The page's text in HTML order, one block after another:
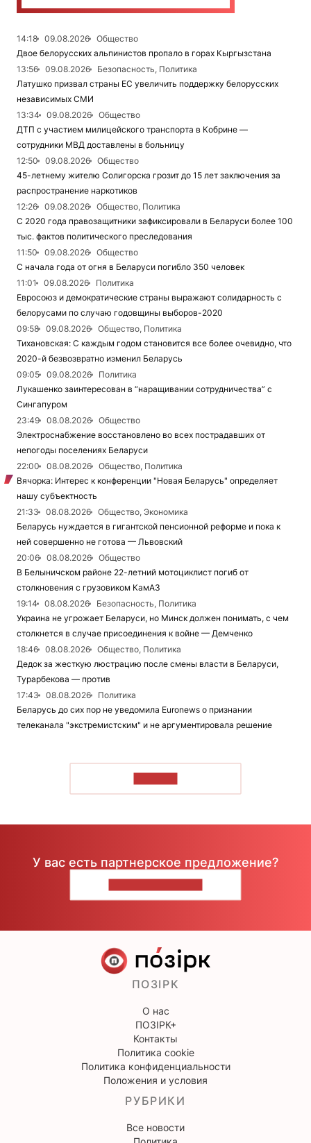
14:18 09.08.2026
Общество
Двое белорусских альпинистов пропало в горах Кыргызстана
13:56
09.08.2026
Безопасность, Политика
Латушко призвал страны ЕС увеличить поддержку белорусских
независимых СМИ
13:34
09.08.2026
Общество
ДТП с участием милицейского транспорта в Кобрине —
сотрудники МВД доставлены в больницу
12:50
09.08.2026
Общество
45-летнему жителю Солигорска грозит до 15 лет заключения за
распространение наркотиков
12:26
09.08.2026
Общество, Политика
С 2020 года правозащитники зафиксировали в Беларуси более 100
тыс. фактов политического преследования
11:50
09.08.2026
Общество
С начала года от огня в Беларуси погибло 350 человек
11:01
09.08.2026
Политика
Евросоюз и демократические страны выражают солидарность с
белорусами по случаю годовщины выборов-2020
09:58
09.08.2026
Общество, Политика
Тихановская: С каждым годом становится все более очевидно, что
2020-й безвозвратно изменил Беларусь
09:05
09.08.2026
Политика
Лукашенко заинтересован в “наращивании сотрудничества” с
Сингапуром
23:49
08.08.2026
Общество
Электроснабжение восстановлено во всех пострадавших от
непогоды поселениях Беларуси
22:00
08.08.2026
Общество, Политика
Вячорка: Интерес к конференции "Новая Беларусь" определяет
нашу субъектность
21:33
08.08.2026
Общество, Экономика
Беларусь нуждается в гигантской пенсионной реформе и пока к
ней совершенно не готова — Львовский
20:06
08.08.2026
Общество
В Белыничском районе 22-летний мотоциклист погиб от
столкновения с грузовиком КамАЗ
19:14
08.08.2026
Безопасность, Политика
Украина не угрожает Беларуси, но Минск должен понимать, с чем
столкнется в случае присоединения к войне — Демченко
18:46
08.08.2026
Общество, Политика
Дедок за жесткую люстрацию после смены власти в Беларуси,
Турарбекова — против
17:43
08.08.2026
Политика
Беларусь до сих пор не уведомила Euronews о признании
телеканала "экстремистским" и не аргументировала решение
У вас есть партнерское предложение?
ПОЗІРК
О нас
ПОЗІРК+
Контакты
Политика cookie
Политика конфиденциальности
Положения и условия
РУБРИКИ
Все новости